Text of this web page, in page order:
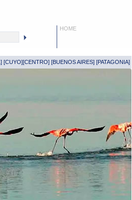
HOME
] [CUYO][CENTRO] [BUENOS AIRES] [PATAGONIA]